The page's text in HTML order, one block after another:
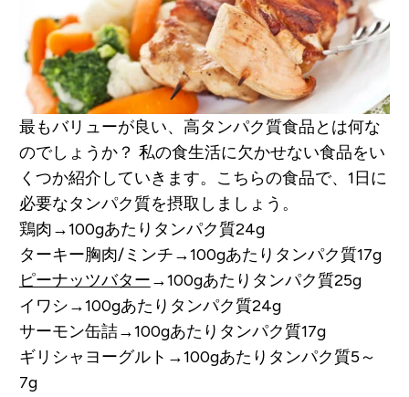
最もバリューが良い、高タンパク質食品とは何な
のでしょうか？ 私の食生活に欠かせない食品をい
くつか紹介していきます。こちらの食品で、1日に
必要なタンパク質を摂取しましょう。
鶏肉→100gあたりタンパク質24g
ターキー胸肉/ミンチ→100gあたりタンパク質17g
ピーナッツバター →100gあたりタンパク質25g
イワシ→100gあたりタンパク質24g
サーモン缶詰→100gあたりタンパク質17g
ギリシャヨーグルト→100gあたりタンパク質5～
7g